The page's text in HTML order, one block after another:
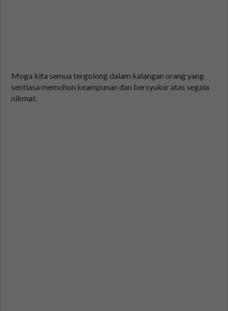
Moga kita semua tergolong dalam kalangan orang yang
sentiasa memohon keampunan dan bersyukur atas segala
nikmat.